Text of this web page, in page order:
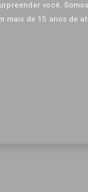
você.
mais de 15 anos de